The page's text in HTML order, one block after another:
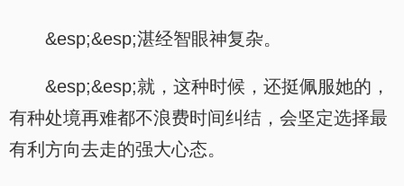
&esp;&esp;湛经智眼神复杂。
&esp;&esp;就，这种时候，还挺佩服她的，
有种处境再难都不浪费时间纠结，会坚定选择最
有利方向去走的强大心态。